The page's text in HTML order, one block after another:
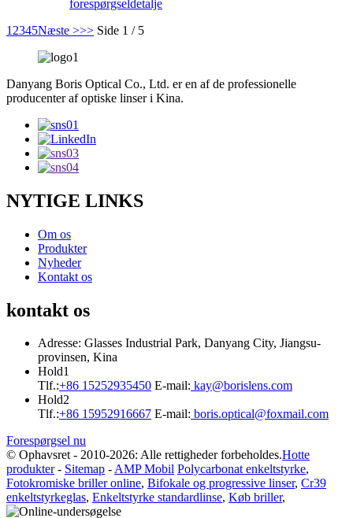
forespørgseldetalje
1 2345Næste >>> Side 1 / 5
Danyang Boris Optical Co., Ltd. er en af ​​de professionelle
producenter af optiske linser i Kina.
NYTIGE LINKS
Om os
Produkter
Nyheder
Kontakt os
kontakt os
Adresse: Glasses Industrial Park, Danyang City, Jiangsu-
provinsen, Kina
Hold1
Tlf.:+86 15252935450 E-mail: kay@borislens.com
Hold2
Tlf.:+86 15952916667 E-mail: boris.optical@foxmail.com
Forespørgsel nu
© Ophavsret - 2010-2026: Alle rettigheder forbeholdes.Hotte
produkter- Sitemap -AMP Mobil Polycarbonat enkeltstyrke,
Fotokromiske briller online, Bifokale og progressive linser, Cr39
enkeltstyrkeglas, Enkeltstyrke standardlinse, Køb briller,